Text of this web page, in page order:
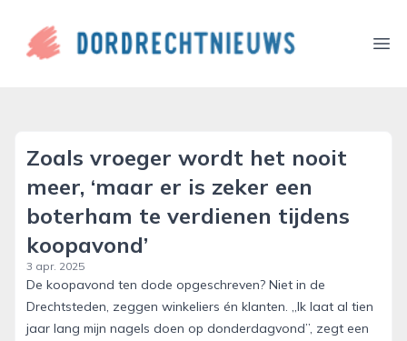
dordrechtnieuws.nl
Zoals vroeger wordt het nooit
meer, ‘maar er is zeker een
boterham te verdienen tijdens
koopavond’
3 apr. 2025
De koopavond ten dode opgeschreven? Niet in de
Drechtsteden, zeggen winkeliers én klanten. ,,Ik laat al tien
jaar lang mijn nagels doen op donderdagvond’’, zegt een